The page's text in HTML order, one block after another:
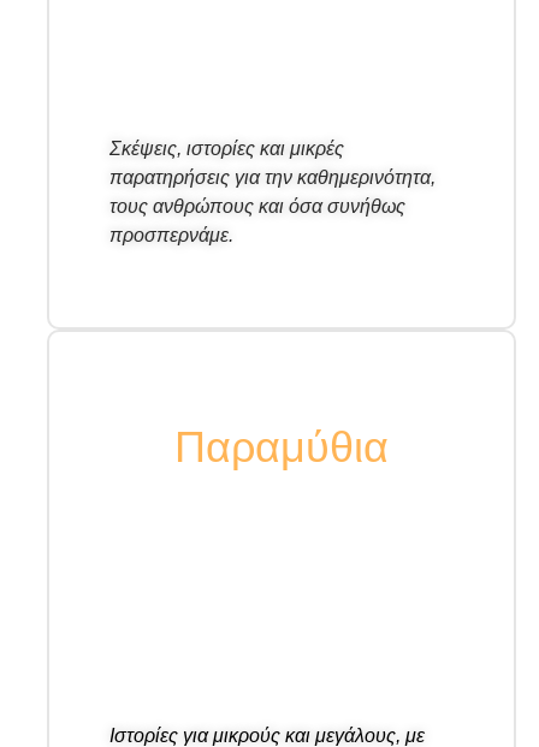
Σκέψεις, ιστορίες και μικρές
παρατηρήσεις για την καθημερινότητα,
τους ανθρώπους και όσα συνήθως
προσπερνάμε.
Παραμύθια
Ιστορίες για μικρούς και μεγάλους, με